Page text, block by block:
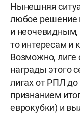
Нынешняя
любое решение
и неочевидным,
то интересам и
Возможно, лиге
награды этого
лигах от РПЛ
признанием
еврокубки) и